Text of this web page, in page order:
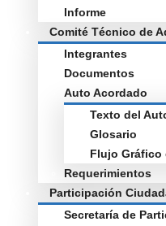
Informe
Comité Técnico de
Integrantes
Documentos
Auto Acordado
Texto del
Glosario
Flujo Gráfico
Requerimientos
Participación
Secretaría de